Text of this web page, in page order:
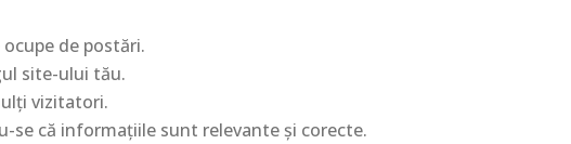
de postări.
site-ului tău.
vizitatori.
se că informațiile sunt relevante și corecte.